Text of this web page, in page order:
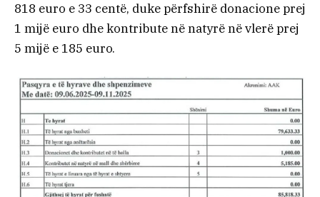
818 euro e 33 centë, duke përfshirë donacione prej
1 mijë euro dhe kontribute në natyrë në vlerë prej
5 mijë e 185 euro.